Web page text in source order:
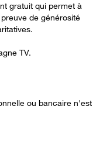
gratuit qui permet à
de générosité
TV.
ou bancaire n'est